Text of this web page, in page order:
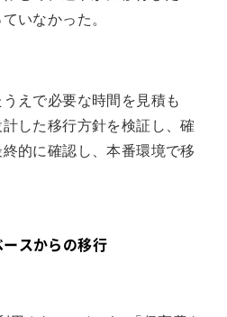
いなかった。
えで必要な時間を見積も
した移行方針を検証し、確
的に確認し、本番環境で移
スからの移行